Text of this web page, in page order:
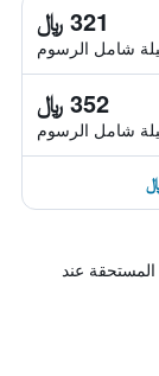
321 ﷼
شامل الرسوم
352 ﷼
شامل الرسوم
عند